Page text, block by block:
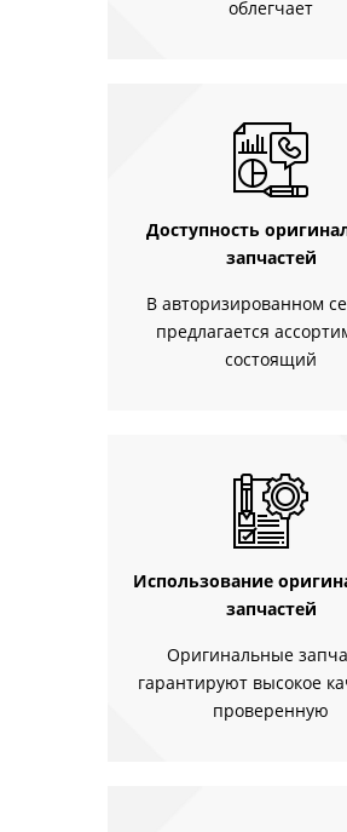
облегчает
Доступность
запчастей
В авторизированном
предлагается
состоящий
Использование
запчастей
Оригинальные
гарантируют высокое
проверенную